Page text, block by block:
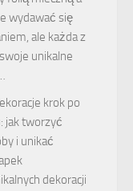
wydawać się
ale każda z
unikalne
krok po
jak tworzyć
i unikać
dekoracji